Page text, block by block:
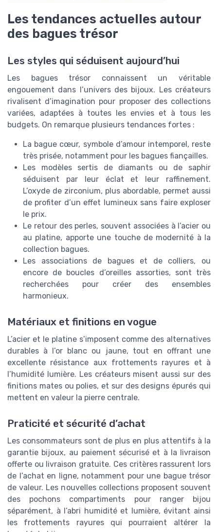
Les tendances actuelles autour
des bagues trésor
Les styles qui séduisent aujourd’hui
Les bagues trésor connaissent un véritable
engouement dans l’univers des bijoux. Les créateurs
rivalisent d’imagination pour proposer des collections
variées, adaptées à toutes les envies et à tous les
budgets. On remarque plusieurs tendances fortes :
La bague cœur, symbole d’amour intemporel, reste
très prisée, notamment pour les bagues fiançailles.
Les modèles sertis de diamants ou de saphir
séduisent par leur éclat et leur raffinement.
L’oxyde de zirconium, plus abordable, permet aussi
de profiter d’un effet lumineux sans faire exploser
le prix.
Le retour des perles, souvent associées à l’acier ou
au platine, apporte une touche de modernité à la
collection bagues.
Les associations de bagues et de colliers, ou
encore de boucles d’oreilles assorties, sont très
recherchées pour créer des ensembles
harmonieux.
Matériaux et finitions en vogue
L’acier et le platine s’imposent comme des alternatives
durables à l’or blanc ou jaune, tout en offrant une
excellente résistance aux frottements rayures et à
l’humidité lumière. Les créateurs misent aussi sur des
finitions mates ou polies, et sur des designs épurés qui
mettent en valeur la pierre centrale.
Praticité et sécurité d’achat
Les consommateurs sont de plus en plus attentifs à la
garantie bijoux, au paiement sécurisé et à la livraison
offerte ou livraison gratuite. Ces critères rassurent lors
de l’achat en ligne, notamment pour une bague trésor
de valeur. Les nouvelles collections proposent souvent
des pochons compartiments pour ranger bijou
séparément, à l’abri humidité et lumière, évitant ainsi
les frottements rayures qui pourraient altérer la